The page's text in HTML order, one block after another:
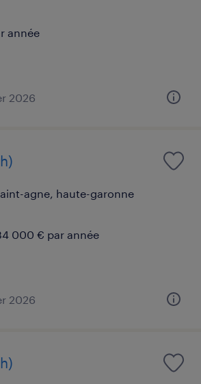
année
2026
agne, haute-garonne
000 € par année
2026